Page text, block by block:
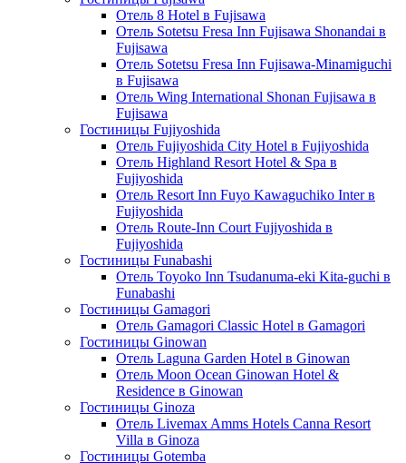
Отель 8 Hotel в Fujisawa
Отель Sotetsu Fresa Inn Fujisawa Shonandai в
Fujisawa
Отель Sotetsu Fresa Inn Fujisawa-Minamiguchi
в Fujisawa
Отель Wing International Shonan Fujisawa в
Fujisawa
Гостиницы Fujiyoshida
Отель Fujiyoshida City Hotel в Fujiyoshida
Отель Highland Resort Hotel & Spa в
Fujiyoshida
Отель Resort Inn Fuyo Kawaguchiko Inter в
Fujiyoshida
Отель Route-Inn Court Fujiyoshida в
Fujiyoshida
Гостиницы Funabashi
Отель Toyoko Inn Tsudanuma-eki Kita-guchi в
Funabashi
Гостиницы Gamagori
Отель Gamagori Classic Hotel в Gamagori
Гостиницы Ginowan
Отель Laguna Garden Hotel в Ginowan
Отель Moon Ocean Ginowan Hotel &
Residence в Ginowan
Гостиницы Ginoza
Отель Livemax Amms Hotels Canna Resort
Villa в Ginoza
Гостиницы Gotemba